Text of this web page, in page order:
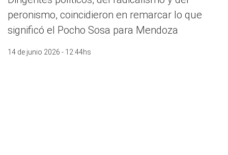
peronismo, coincidieron en remarcar lo que
significó el Pocho Sosa para Mendoza
14 de junio 2026 - 12:44hs